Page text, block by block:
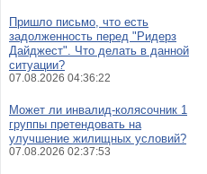
Пришло письмо, что есть
задолженность перед "Ридерз
Дайджест". Что делать в данной
ситуации?
07.08.2026 04:36:22
Может ли инвалид-колясочник 1
группы претендовать на
улучшение жилищных условий?
07.08.2026 02:37:53